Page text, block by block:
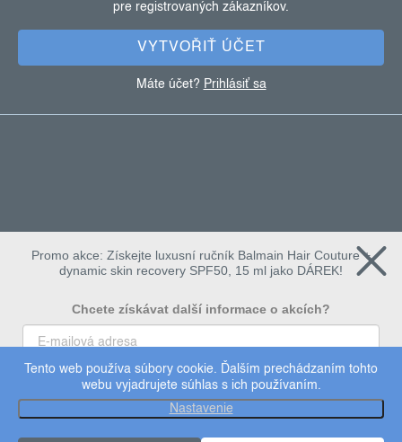
Tento web používa súbory cookie. Ďalším prechádzaním tohto
webu vyjadrujete súhlas s ich používaním.
Nastavenie
pre registrovaných zákazníkov.
VYTVOŘIŤ ÚČET
Máte účet? Prihlásiť sa
Copyright 2026dermalogica. Všetky práva vyhradené.
Upraviť nastavenie cookies
Promo akce: Získejte luxusní ručník Balmain Hair Couture +
dynamic skin recovery SPF50, 15 ml jako DÁREK!
Chcete získávat další informace o akcích?
To chci